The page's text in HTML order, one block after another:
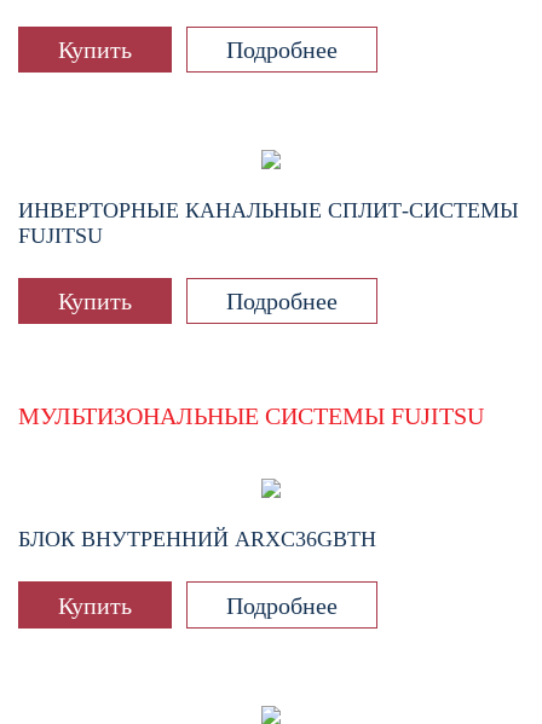
Купить Подробнее
ИНВЕРТОРНЫЕ КАНАЛЬНЫЕ СПЛИТ-СИСТЕМЫ
FUJITSU
Купить Подробнее
МУЛЬТИЗОНАЛЬНЫЕ СИСТЕМЫ FUJITSU
БЛОК ВНУТРЕННИЙ ARXC36GBTH
Купить Подробнее